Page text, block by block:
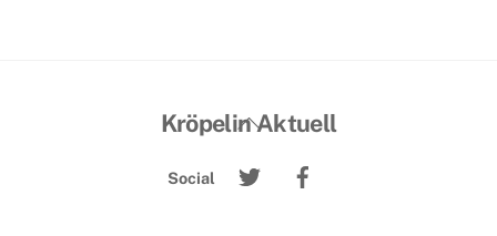
Back
Top
Kröpelin Aktuell
Social
Twitter